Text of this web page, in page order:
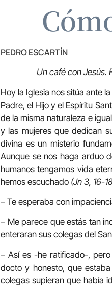
PEDRO ESCARTÍN
Un café con Jesús.
Hoy la Iglesia nos sitúa ante
Padre, el Hijo y el Espíritu
de la misma naturaleza e
y las mujeres que dedican
divina es un misterio
Aunque se nos haga arduo
humanos tengamos vida
hemos escuchado (Jn 3, 16-
– Te esperaba con
– Me parece que estás tan
enteraran sus colegas del
– Así es -he ratificado-,
docto y honesto, que
colegas supieran que había